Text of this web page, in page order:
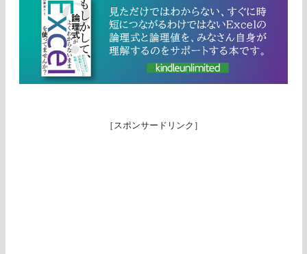
［スポンサードリンク］